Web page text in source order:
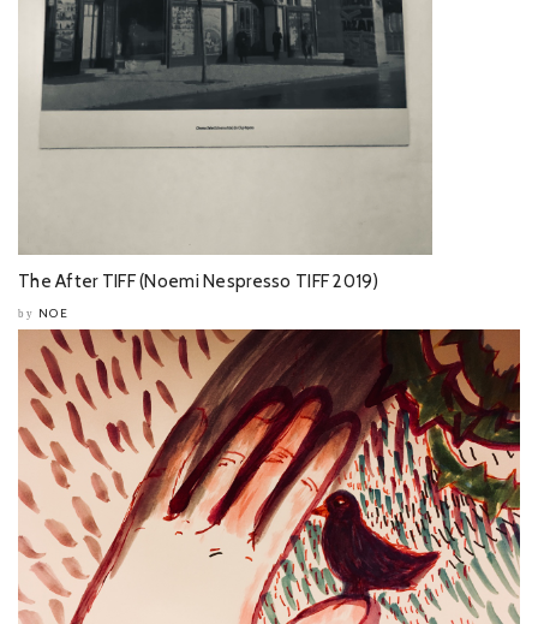
The After TIFF (Noemi Nespresso TIFF 2019)
by NOE